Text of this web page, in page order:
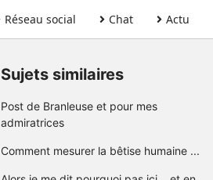
Réseau social Chat Actu
Sujets similaires
Post de Branleuse et pour mes
admiratrices
Comment mesurer la bêtise humaine ...